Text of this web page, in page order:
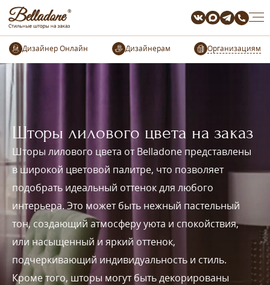
Организациям
Шторы лилового цвета на заказ
Шторы лилового цвета от Belladone представлены
в широкой цветовой палитре, что позволяет
подобрать идеальный оттенок для любого
интерьера. Это может быть нежный пастельный
тон, создающий атмосферу уюта и спокойствия,
или насыщенный и яркий оттенок,
подчеркивающий индивидуальность и стиль.
Кроме того, шторы могут быть декорированы